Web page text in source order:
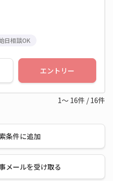
日相談OK
エントリー
1～ 16件 / 16件
条件に追加
メールを受け取る